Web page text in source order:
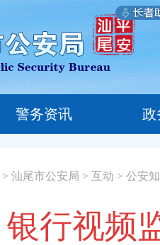
警务资讯 政
> 汕尾市公安局 > 互动 > 公安
银行视频